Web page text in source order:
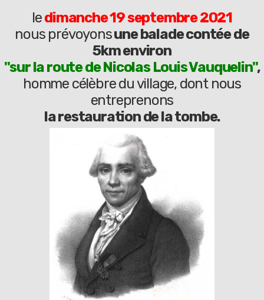
ledimanche 19 septembre 2021
nous prévoyonsune balade contée de
5km environ
"sur la route de Nicolas Louis Vauquelin",
homme célèbre du village, dont nous
entreprenons
la restauration de la tombe.